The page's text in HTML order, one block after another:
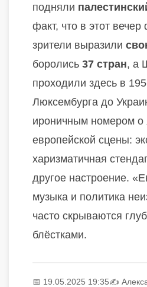
подняли
факт, что в этот
зрители выразили
боролись 37 стран, а
проходили здесь в
Люксембурга до
ироничным номером о
европейской сцены:
харизматичная
другое настроение.
музыка и политика
часто скрываются
блёстками.
📅 19.05.2025 19:35✍️